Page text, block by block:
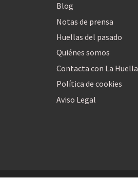
Blog
Notas de prensa
Huellas del pasado
Quiénes somos
Contacta con La Huella
Política de cookies
Aviso Legal